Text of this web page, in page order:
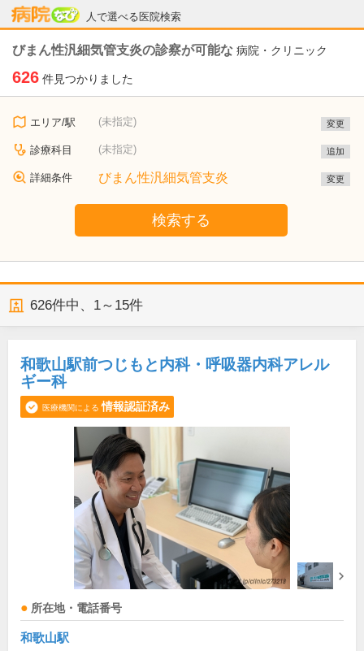
人で選べる医院検索
病院なび
びまん性汎細気管支炎の診察が可能な 病院・クリニック
626 件見つかりました
エリア/駅 (未指定) 変更
診療科目 (未指定) 追加
詳細条件 びまん性汎細気管支炎 変更
検索する
626件中、 1～15件
和歌山駅前つじもと内科・呼吸器内科アレル
ギー科
医療機関による 情報認証済み
所在地・電話番号
和歌山駅